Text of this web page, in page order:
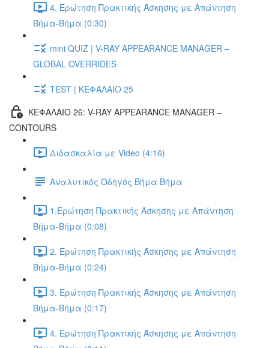
4. Ερώτηση Πρακτικής Άσκησης με Απάντηση
Βήμα-Βήμα (0:30)
mini QUIZ | V-RAY APPEARANCE MANAGER –
GLOBAL OVERRIDES
TEST | ΚΕΦΑΛΑΙΟ 25
ΚΕΦΑΛΑΙΟ 26: V-RAY APPEARANCE MANAGER –
CONTOURS
Διδασκαλία με Video (4:16)
Αναλυτικός Οδηγός Βήμα Βήμα
1.Ερώτηση Πρακτικής Άσκησης με Απάντηση
Βήμα-Βήμα (0:08)
2. Ερώτηση Πρακτικής Άσκησης με Απάντηση
Βήμα-Βήμα (0:24)
3. Ερώτηση Πρακτικής Άσκησης με Απάντηση
Βήμα-Βήμα (0:17)
4. Ερώτηση Πρακτικής Άσκησης με Απάντηση